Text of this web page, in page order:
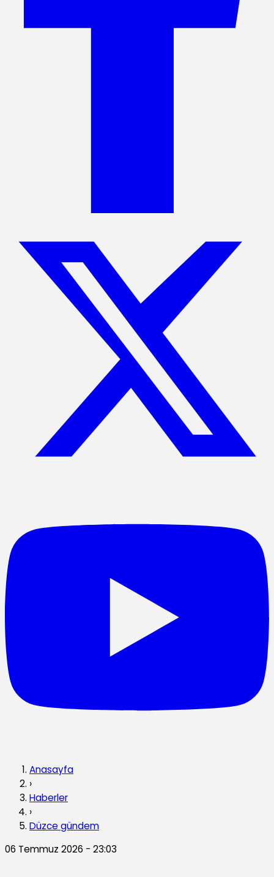
Anasayfa
›
Haberler
›
Düzce gündem
06 Temmuz 2026 - 23:03